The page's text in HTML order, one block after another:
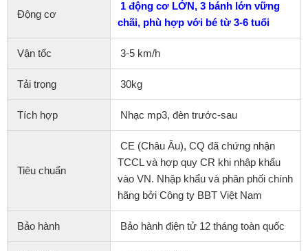
Động cơ
1 động cơ LỚN, 3 bánh lớn vững
chãi, phù hợp với bé từ 3-6 tuổi
Vận tốc 3-5 km/h
Tải trọng 30kg
Tích hợp Nhạc mp3, đèn trước-sau
Tiêu chuẩn
CE (Châu Âu), CQ đã chứng nhận
TCCL và hợp quy CR khi nhập khẩu
vào VN. Nhập khẩu và phân phối chính
hãng bởi Công ty BBT Việt Nam
Bảo hành Bảo hành điện tử 12 tháng toàn quốc